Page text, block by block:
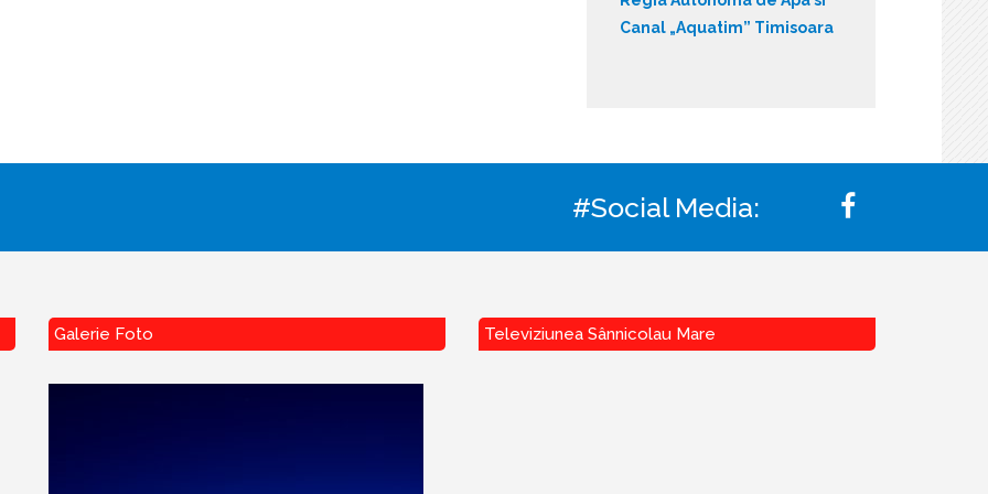
Canal „Aquatim” Timisoara
#Social Media:
Galerie Foto Televiziunea Sânnicolau Mare